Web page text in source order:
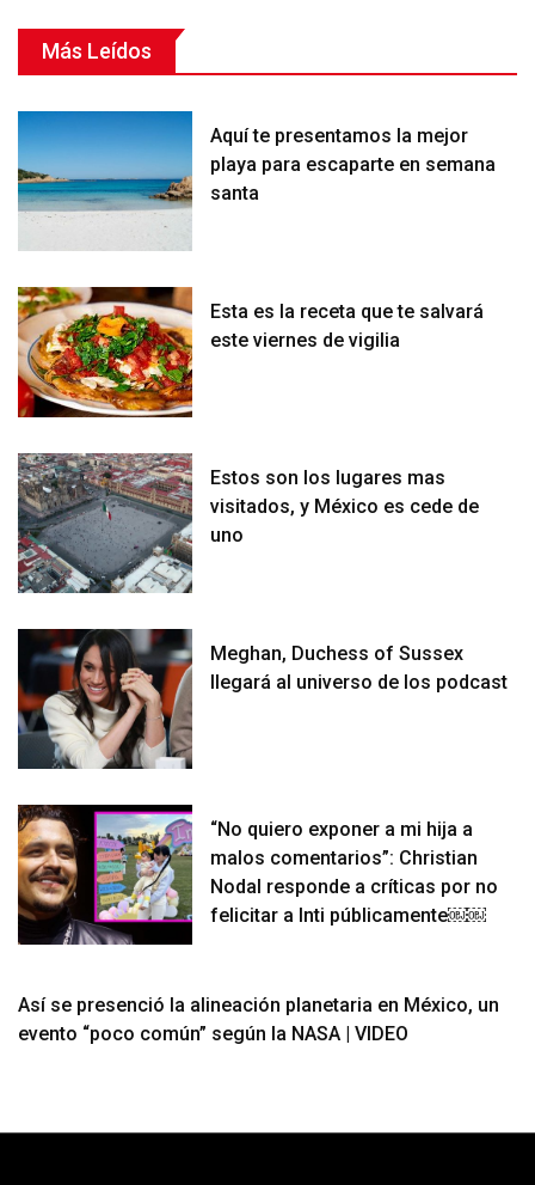
Más Leídos
Aquí te presentamos la mejor
playa para escaparte en semana
santa
Esta es la receta que te salvará
este viernes de vigilia
Estos son los lugares mas
visitados, y México es cede de
uno
Meghan, Duchess of Sussex
llegará al universo de los podcast
“No quiero exponer a mi hija a
malos comentarios”: Christian
Nodal responde a críticas por no
felicitar a Inti públicamente￼￼
Así se presenció la alineación planetaria en México, un
evento “poco común” según la NASA | VIDEO